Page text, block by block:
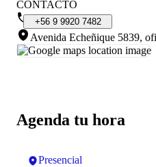
Agenda tu hora
Presencial
CONTACTO
+56 9 9920 7482
Avenida Echeñique 5839,